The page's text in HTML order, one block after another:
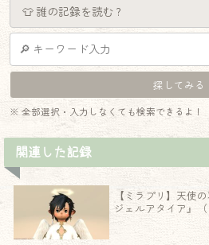
※ 全部選択・入力しなくても検索できるよ！
関連した記録
【ミラプリ】天使
ジェルアタイア』（